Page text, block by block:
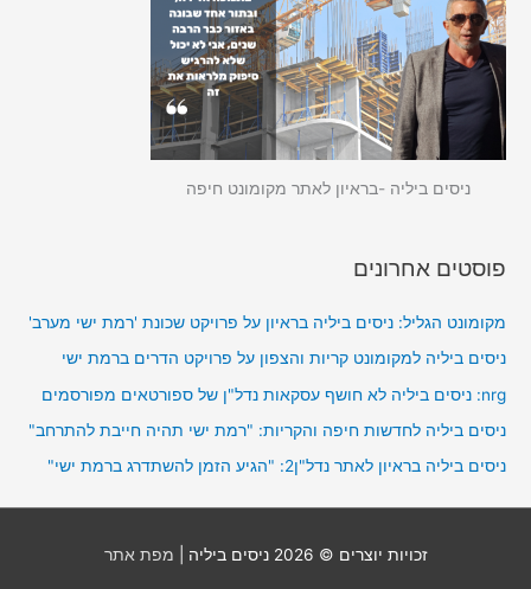
ניסים ביליה -בראיון לאתר מקומונט חיפה
פוסטים אחרונים
מקומונט הגליל: ניסים ביליה בראיון על פרויקט שכונת 'רמת ישי מערב'
ניסים ביליה למקומונט קריות והצפון על פרויקט הדרים ברמת ישי
nrg: ניסים ביליה לא חושף עסקאות נדל"ן של ספורטאים מפורסמים
ניסים ביליה לחדשות חיפה והקריות: "רמת ישי תהיה חייבת להתרחב"
ניסים ביליה בראיון לאתר נדל"ן2: "הגיע הזמן להשתדרג ברמת ישי"
זכויות יוצרים © 2026 ניסים ביליה מפת אתר